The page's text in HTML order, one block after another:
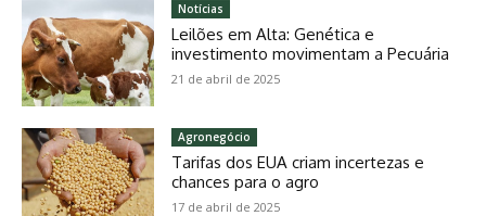
Notícias
Leilões em Alta: Genética e
investimento movimentam a Pecuária
21 de abril de 2025
Agronegócio
Tarifas dos EUA criam incertezas e
chances para o agro
17 de abril de 2025